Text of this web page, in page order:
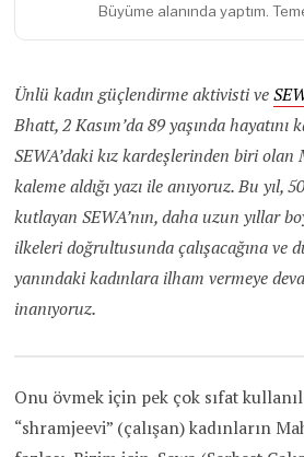
Büyüme alanında yaptım.
Ünlü kadın güçlendirme aktivisti ve
Bhatt, 2 Kasım’da 89 yaşında hayatını
SEWA’daki kız kardeşlerinden biri olan
kaleme aldığı yazı ile anıyoruz. Bu yıl,
kutlayan SEWA’nın, daha uzun yıllar
ilkeleri doğrultusunda çalışacağına ve
yanındaki kadınlara ilham vermeye
inanıyoruz.
Onu övmek için pek çok sıfat
“shramjeevi” (çalışan) kadınların